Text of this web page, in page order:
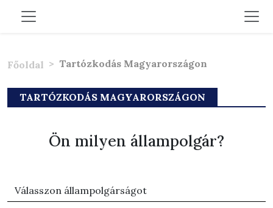
Főoldal Tartózkodás Magyarországon
TARTÓZKODÁS MAGYARORSZÁGON
Ön milyen állampolgár?